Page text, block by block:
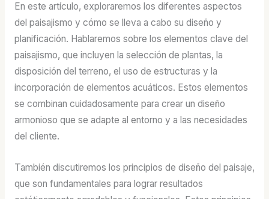
En este artículo, exploraremos los diferentes aspectos
del paisajismo y cómo se lleva a cabo su diseño y
planificación. Hablaremos sobre los elementos clave del
paisajismo, que incluyen la selección de plantas, la
disposición del terreno, el uso de estructuras y la
incorporación de elementos acuáticos. Estos elementos
se combinan cuidadosamente para crear un diseño
armonioso que se adapte al entorno y a las necesidades
del cliente.
También discutiremos los principios de diseño del paisaje,
que son fundamentales para lograr resultados